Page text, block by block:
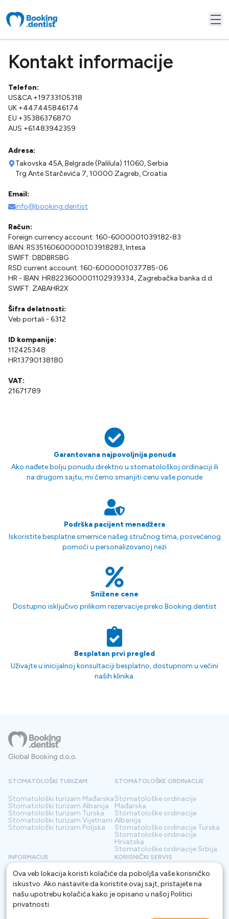
Kontakt informacije
Telefon:
US&CA +19733105318
UK +447445846174
EU +35386376870
AUS +61483942359
Adresa:
Takovska 45A, Belgrade (Palilula) 11060, Serbia
Trg Ante Starčevića 7, 10000 Zagreb, Croatia
Email:
info@booking.dentist
Račun:
Foreign currency account: 160-6000001039182-83
IBAN: RS35160600000103918283, Intesa
SWIFT: DBDBRSBG
RSD current account: 160-6000001037785-06
HR - IBAN: HR8223600001102939334, Zagrebačka banka d.d.
SWIFT: ZABAHR2X
Šifra delatnosti:
Veb portali - 6312
ID kompanije:
112425348
HR13790138180
VAT:
21671789
Garantovana najpovoljnija ponuda
Ako nađete bolju ponudu direktno u stomatološkoj ordinaciji ili
na drugom sajtu, mi ćemo smanjiti cenu vaše ponude
Podrška pacijent menadžera
Iskoristite besplatne smernice našeg stručnog tima, posvećenog
pomoći u personalizovanoj nezi
Snižene cene
Dostupno isključivo prilikom rezervacije preko Booking.dentist
Besplatan prvi pregled
Uživajte u inicijalnoj konsultaciji besplatno, dostupnom u većini
naših klinika.
Ova veb lokacija koristi kolačiće da poboljša vaše korisničko
iskustvo. Ako nastavite da koristite ovaj sajt, pristajete na
našu upotrebu kolačića kako je opisano u našoj Politici
privatnosti.
STOMATOLOŠKI TURIZAM
Stomatološki turizam Mađarska
Stomatološki turizam Albanija
Stomatološki turizam Turska
Stomatološki turizam Vijetnam
Stomatološki turizam Poljska
STOMATOLOŠKE ORDINACIJE
Stomatološke ordinacije
Mađarska
Stomatološke ordinacije
Albanija
Stomatološke ordinacije Turska
Stomatološke ordinacije
Hrvatska
Stomatološke ordinacije Srbija
INFORMACIJE
O nama
Kontakt
Često postavljana pitanja
Blog
Rečnik
KORISNIČKI SERVIS
Odredbe i uslovi
Pravila o privatnosti
Za Klinike